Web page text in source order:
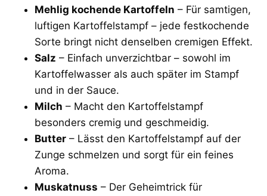
Mehlig kochende Kartoffeln – Für samtigen,
luftigen Kartoffelstampf – jede festkochende
Sorte bringt nicht denselben cremigen Effekt.
Salz – Einfach unverzichtbar – sowohl im
Kartoffelwasser als auch später im Stampf
und in der Sauce.
Milch – Macht den Kartoffelstampf
besonders cremig und geschmeidig.
Butter – Lässt den Kartoffelstampf auf der
Zunge schmelzen und sorgt für ein feines
Aroma.
Muskatnuss – Der Geheimtrick für